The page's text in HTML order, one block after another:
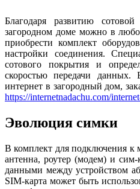
Благодаря развитию
загородном доме можно в
приобрести комплект
настройки соединения.
сотового покрытия и
скоростью передачи
интернет в загородный дом,
https://internetnadachu.com/
Эволюция симки
В комплект для подключения к
антенна, роутер (модем) и
данными между устройством
SIM-карта может быть